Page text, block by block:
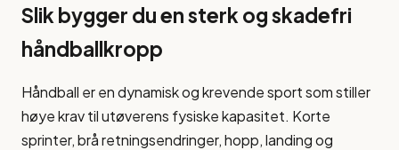
Slik bygger du en sterk og skadefri
håndballkropp
Håndball er en dynamisk og krevende sport som stiller
høye krav til utøverens fysiske kapasitet. Korte
sprinter, brå retningsendringer, hopp, landing og